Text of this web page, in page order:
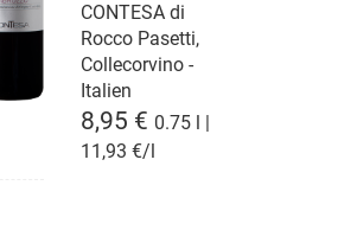
CONTESA di
Rocco Pasetti,
Collecorvino -
Italien
8,95 € 0.75 l |
11,93 €/l